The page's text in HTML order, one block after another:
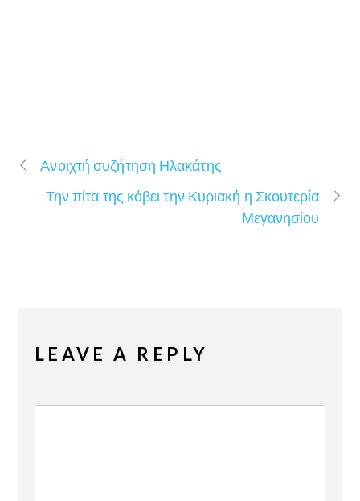
Ανοιχτή συζήτηση Ηλακάτης
Την πίτα της κόβει την Κυριακή η Σκουτερία
Μεγανησίου
LEAVE A REPLY